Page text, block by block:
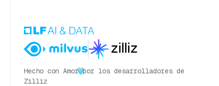
Hecho con Amor por los desarrolladores de
Zilliz